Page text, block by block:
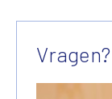
Vragen?